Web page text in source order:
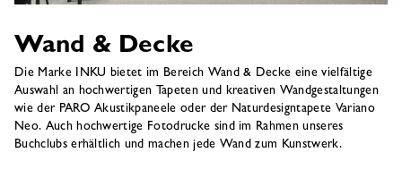
Wand & Decke
Die Marke INKU bietet im Bereich Wand & Decke eine vielfältige
Auswahl an hochwertigen Tapeten und kreativen Wandgestaltungen
wie der PARO Akustikpaneele oder der Naturdesigntapete Variano
Neo. Auch hochwertige Fotodrucke sind im Rahmen unseres
Buchclubs erhältlich und machen jede Wand zum Kunstwerk.